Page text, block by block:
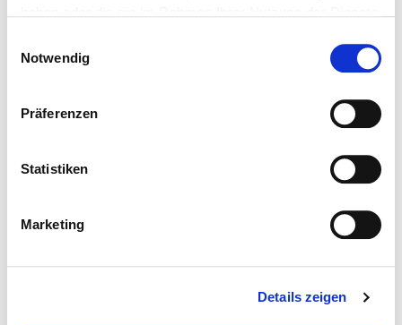
Notwendig
Präferenzen
Statistiken
Marketing
Details zeigen